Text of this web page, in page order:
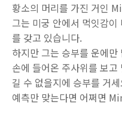
황소의 머리를 가진 거인
그는 미궁 안에서 먹잇감
를 갖고 있습니다.
하지만 그는 승부를 운에
손에 들어온 주사위를 보
길 수 없을지에 승부를 거
예측만 맞는다면 어쩌면